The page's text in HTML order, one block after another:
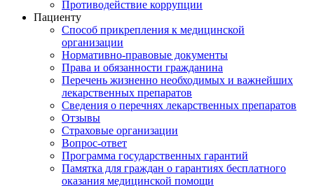
Противодействие коррупции
Пациенту
Способ прикрепления к медицинской
организации
Нормативно-правовые документы
Права и обязанности гражданина
Перечень жизненно необходимых и важнейших
лекарственных препаратов
Сведения о перечнях лекарственных препаратов
Отзывы
Страховые организации
Вопрос-ответ
Программа государственных гарантий
Памятка для граждан о гарантиях бесплатного
оказания медицинской помощи